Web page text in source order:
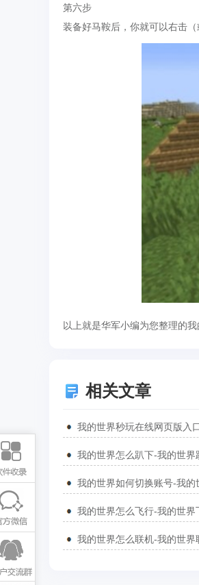
第六步
装备好马鞍后，你就可以右击
以上就是华军小编为您整理的
相关文章
我的世界秒玩在线网页版入
我的世界怎么趴下-我的世界
我的世界如何切换账号-我
我的世界怎么飞行-我的世界
我的世界怎么联机-我的世界